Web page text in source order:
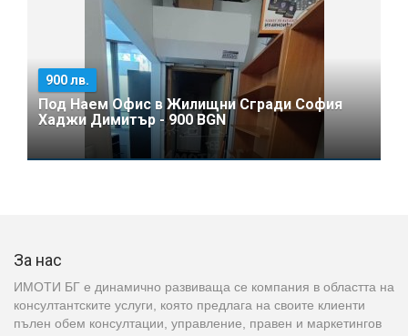
900 лв.
Под Наем Офис в Жилищни Сгради София
Хаджи Димитър - 900 BGN
За нас
ИМОТИ БГ е динамично развиваща се компания в областта на
консултантските услуги, която предлага на своите клиенти
пълен обем консултации, управление, правен и маркетингов